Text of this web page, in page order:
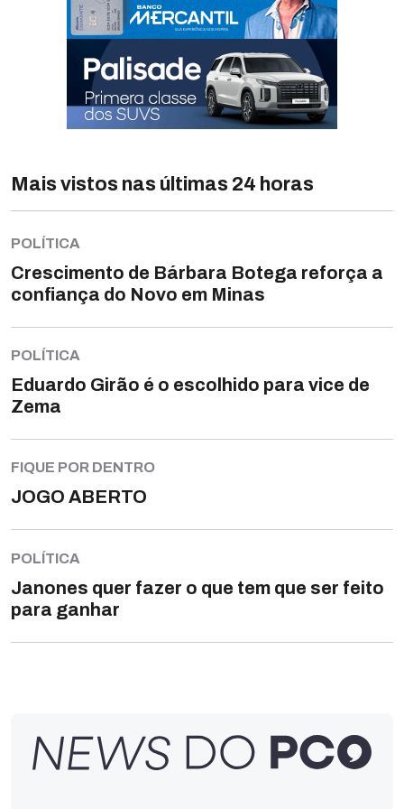
Mais vistos nas últimas 24 horas
POLÍTICA
Crescimento de Bárbara Botega reforça a
confiança do Novo em Minas
POLÍTICA
Eduardo Girão é o escolhido para vice de
Zema
FIQUE POR DENTRO
JOGO ABERTO
POLÍTICA
Janones quer fazer o que tem que ser feito
para ganhar